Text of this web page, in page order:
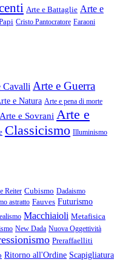
Arte e Battaglie Arte e
Cristo Pantocratore Faraoni
Cavalli Arte e Guerra
e Natura Arte e pena di morte
Arte e Sovrani Arte e
Classicismo Illuminismo
Reiter Cubismo Dadaismo
astratto Fauves Futurismo
Macchiaioli Metafisica
New Dada Nuova Oggettività
Preraffaelliti
Ritorno all'Ordine Scapigliatura